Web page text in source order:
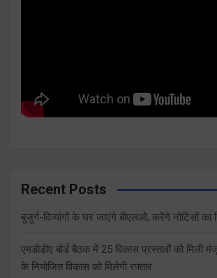
Recent Posts
बुजुर्ग-दिव्यांगों के घर जाएंगे बीएलओ, करेंगे नोटिसों का
एमडीडीए बोर्ड बैठक में 25 विकास प्रस्तावों को मिली
के नियोजित विकास को मिलेगी रफ्तार